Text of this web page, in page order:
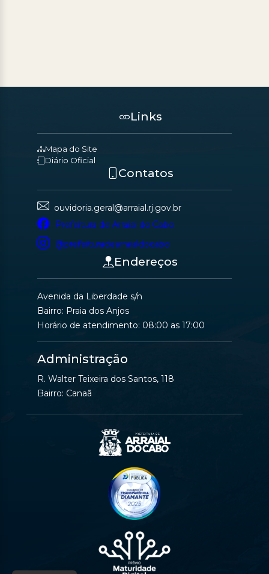
Links
Mapa do Site
Diário Oficial
Contatos
ouvidoria.geral@arraial.rj.gov.br
Prefeitura de Arraial do Cabo
@prefeituradearraialdocabo
Endereços
Avenida da Liberdade s/n
Bairro: Praia dos Anjos
Horário de atendimento: 08:00 as 17:00
Administração
R. Walter Teixeira dos Santos, 118
Bairro: Canaã